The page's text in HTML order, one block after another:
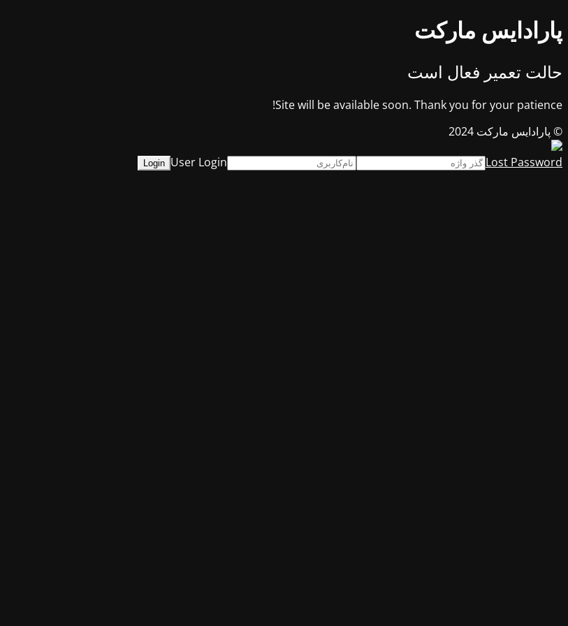
پارادایس مارکت
حالت تعمیر فعال است
Site will be available soon. Thank you for your patience!
© پارادایس مارکت 2024
User Login
Lost Password